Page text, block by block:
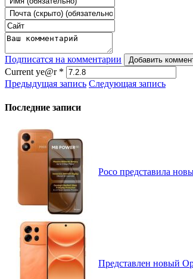
Подписатся на комментарии Добавить
Current ye@r *
Предыдущая запись Следующая запись
Последние записи
Poco представила
Представлен новый